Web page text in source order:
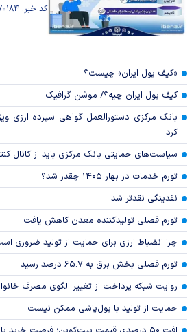
کد خبر: ۱۷۰۱۸۴ تاریخ انتشار : ۱۴۰۳/۱۰/۰۶
«کیف پول ایران» چیست؟
کیف پول ایران چیه؟/ موشن گرافیک
بانک مرکزی دستورالعمل گواهی سپرده ارزی
کرد
سیاست‌های حمایتی بانک مرکزی باید از کانال
تورم خدمات در بهار ۱۴۰۵ چقدر شد؟
نقدینگی نقدتر شد
تورم فصلی تولیدکننده معدن کاهش یافت
چرا انضباط ارزی برای حمایت از تولید ضروری
تورم فصلی بخش برق به ۶۵.۷ درصد رسید
روایت شبکه پرداخت از تغییر الگوی مصرف
حمایت از تولید با پول‌پاشی ممکن نیست